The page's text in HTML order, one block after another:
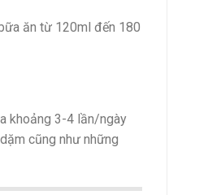
ăn từ 120ml đến 180
khoảng 3-4 lần/ngày
cũng như những